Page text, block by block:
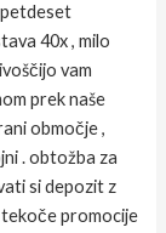
40x , milo
vam
prek naše
območje ,
. obtožba za
si depozit z
promocije